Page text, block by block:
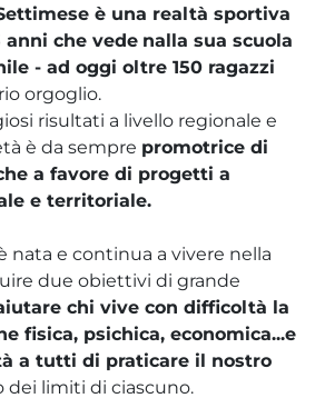
è una realtà sportiva
che vede nalla sua scuola
- ad oggi oltre 150 ragazzi
orgoglio.
risultati a livello regionale e
è da sempre promotrice di
a favore di progetti a
e territoriale.
nata e continua a vivere nella
due obiettivi di grande
chi vive con difficoltà la
fisica, psichica, economica...e
a tutti di praticare il nostro
dei limiti di ciascuno.